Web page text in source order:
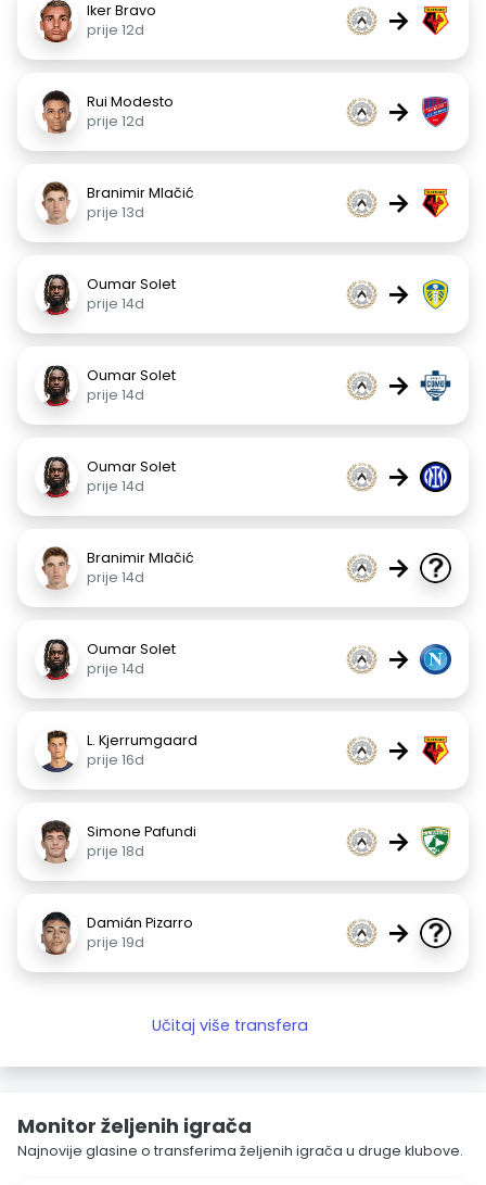
Iker Bravo
prije 12d
→
Rui Modesto
prije 12d
→
Branimir Mlačić
prije 13d
→
Oumar Solet
prije 14d
→
Oumar Solet
prije 14d
→
Oumar Solet
prije 14d
→
Branimir Mlačić
prije 14d
→
Oumar Solet
prije 14d
→
L. Kjerrumgaard
prije 16d
→
Simone Pafundi
prije 18d
→
Damián Pizarro
prije 19d
→
Učitaj više transfera
Monitor željenih igrača
Najnovije glasine o transferima željenih igrača u druge klubove.